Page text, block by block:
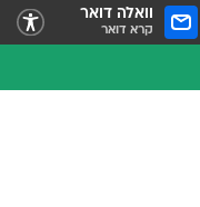
וואלה דואר
קרא דואר